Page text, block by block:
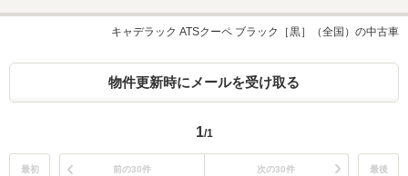
ーンキープアシスト
障害物センサー 横滑
ンファイバー
ジ カーボン
キャデラック ATSクーペ ブラック［黒］（全国）の中古車
物件更新時にメールを受け取る
1/1
最初 前の30件 次の30件 最後